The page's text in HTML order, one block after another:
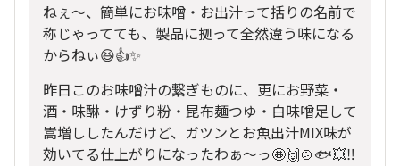
ねぇ〜、簡単にお味噌・お出汁って括りの名前で
称じゃってても、製品に拠って全然違う味になる
からねぃ😆👍✨
昨日このお味噌汁の繋ぎものに、更にお野菜・
酒・味醂・けずり粉・昆布麺つゆ・白味噌足して
嵩増ししたんだけど、ガツンとお魚出汁MIX味が
効いてる仕上がりになったわぁ〜っ🤩🙌🍲🐟💥‼️